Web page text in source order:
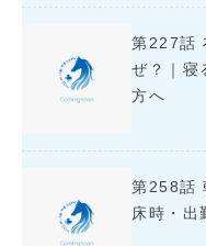
第227話
ぜ？｜寝
方へ
第258話
床時・出